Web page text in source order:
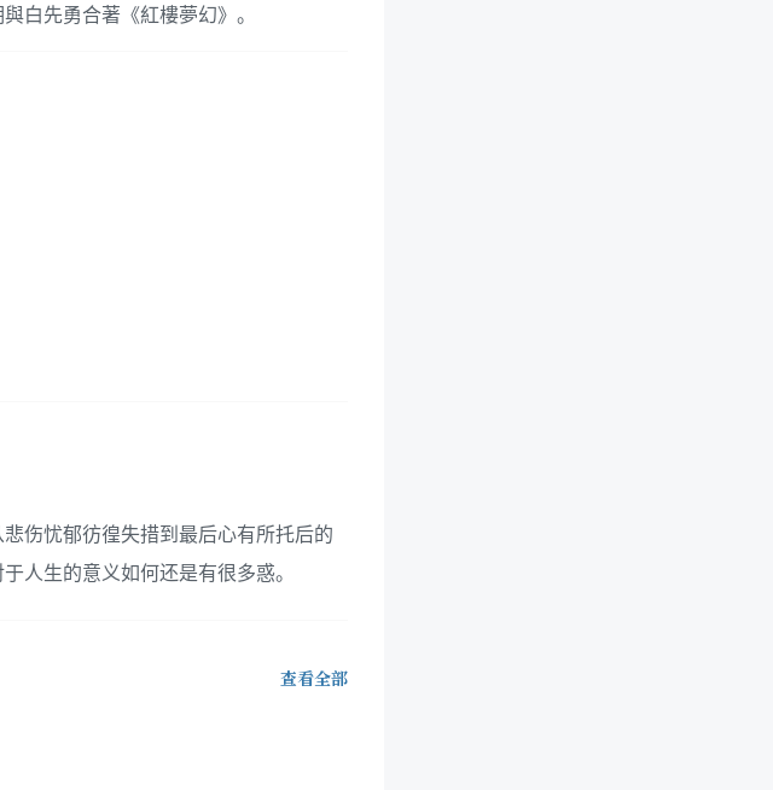
先勇合著《紅樓夢幻》。
伤忧郁彷徨失措到最后心有所托后的
人生的意义如何还是有很多惑。
查看全部